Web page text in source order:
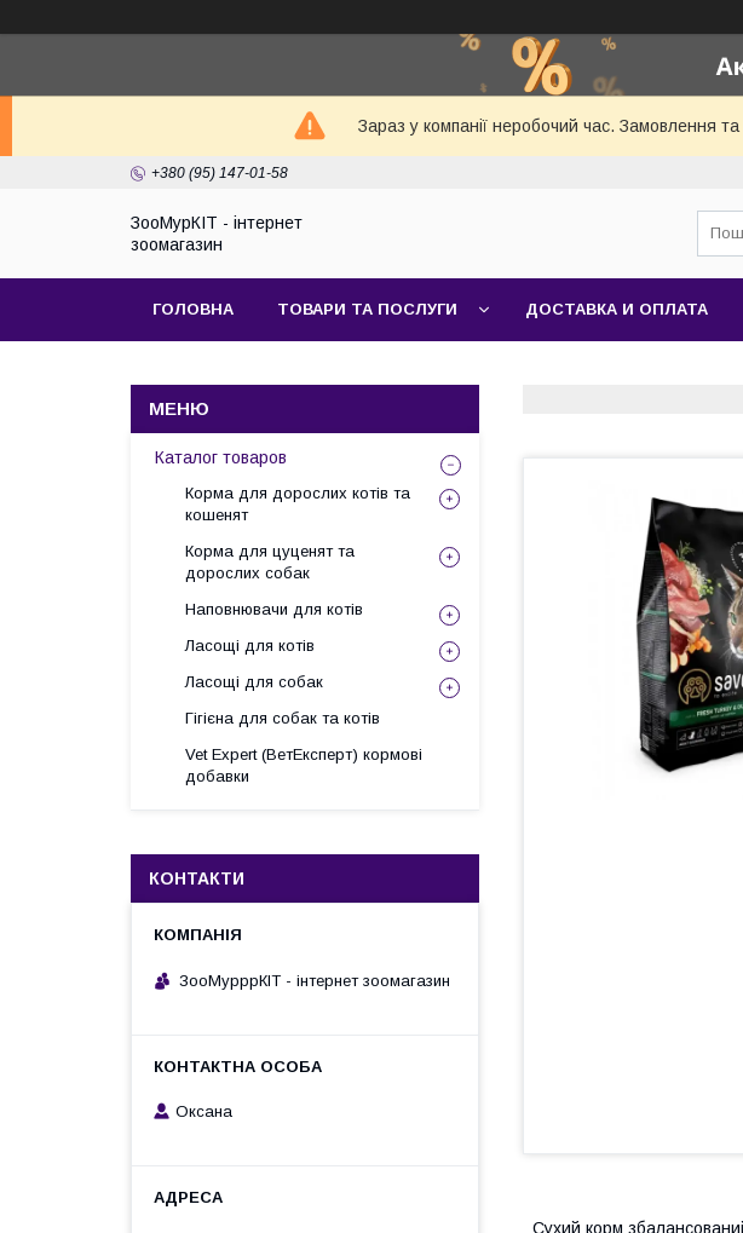
Зараз у компанії неробочий час. Замовлення
+380 (95) 147-01-58
ЗооМурКІТ - інтернет
зоомагазин
ГОЛОВНА ТОВАРИ ТА ПОСЛУГИ ДОСТАВКА И ОПЛАТА
Сухий корм
Каталог товаров
Корма для дорослих котів та
кошенят
Корма для цуценят та
дорослих собак
Наповнювачи для котів
Ласощі для котів
Ласощі для собак
Гігієна для собак та котів
Vet Expert (ВетЕксперт) кормові
добавки
КОНТАКТИ
ЗооМурррКІТ - інтернет зоомагазин
Оксана